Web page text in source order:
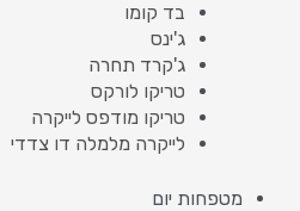
בד קומו
ג'ינס
ג'קרד תחרה
טריקו לורקס
טריקו מודפס לייקרה
לייקרה מלמלה דו צדדי
מטפחות יום